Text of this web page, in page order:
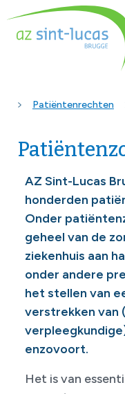
Patiëntenrechten
AZ Sint-Lucas
honderden
Onder
geheel van de
ziekenhuis aan
onder andere
het stellen van
verstrekken van
enzovoort.
Het is van